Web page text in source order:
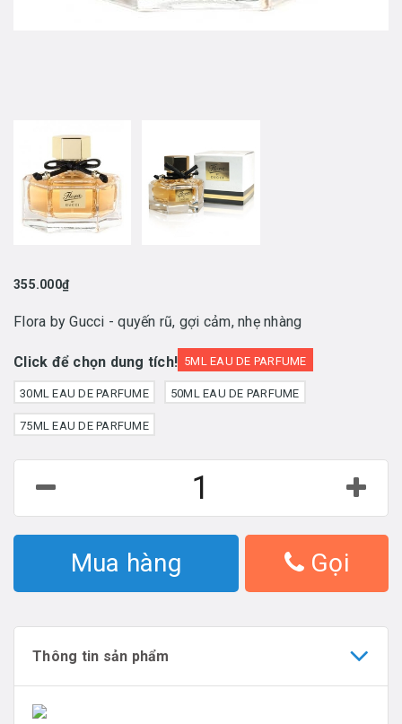
355.000₫
Flora by Gucci - quyến rũ, gợi cảm, nhẹ nhàng
Click để chọn dung tích! 5ML EAU DE PARFUME
30ML EAU DE PARFUME 50ML EAU DE PARFUME
75ML EAU DE PARFUME
Mua hàng Gọi
Thông tin sản phẩm